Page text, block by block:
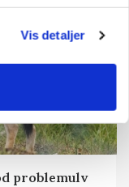
Vis detaljer
problemulv